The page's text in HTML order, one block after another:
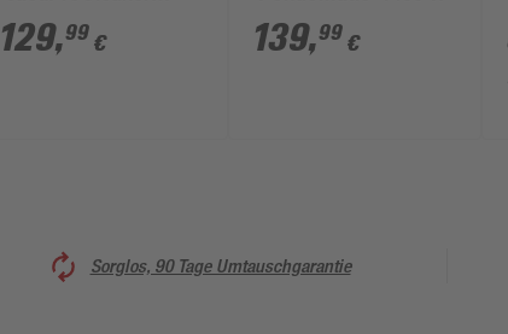
Maxi' 1250-1400 W
129,99 € 139,99 €
Sorglos, 90 Tage Umtauschgarantie